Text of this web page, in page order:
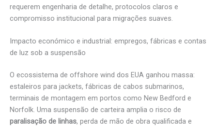
requerem engenharia de detalhe, protocolos claros e
compromisso institucional para migrações suaves.
Impacto económico e industrial: empregos, fábricas e contas
de luz sob a suspensão
O ecossistema de offshore wind dos EUA ganhou massa:
estaleiros para jackets, fábricas de cabos submarinos,
terminais de montagem em portos como New Bedford e
Norfolk. Uma suspensão de carteira amplia o risco de
paralisação de linhas, perda de mão de obra qualificada e